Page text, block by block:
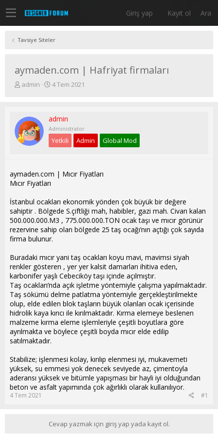
Giriş yap Kayıt ol Ara
Tavsiye Siteler
aymaden.com | Hafriyat firmaları
K
y
u
b
a
a
t
admin
B
a
n
g
a
h
i
4 Tem 2021
admin
Administrator
Yetkili Admin Global Mod
aymaden.com | Mıcır Fiyatları
Mıcır Fiyatları
İstanbul ocakları ekonomik yönden çok büyük bir değere
sahiptir . Bölgede S.çiftliği mah, habibler, gazi mah. Civarı kalan
500.000.000.M3 , 775.000.000.TON ocak taşı ve mıcır görünür
rezervine sahip olan bölgede 25 taş ocağı’nın açtığı çok sayıda
firma bulunur.
Buradaki mıcır yani taş ocakları koyu mavi, mavimsi siyah
renkler gösteren , yer yer kalsit damarları ihitiva eden,
karbonifer yaşlı Cebeciköy taşı içinde açılmıştır.
Taş ocakları’nda açık işletme yöntemiyle çalışma yapılmaktadır.
Taş sökümü delme patlatma yöntemiyle gerçekleştirilmekte
olup, elde edilen blok taşların büyük olanları ocak içerisinde
hidrolik kaya kırıcı ile kırılmaktadır. Kırma elemeye beslenen
malzeme kırma eleme işlemleriyle çeşitli boyutlara göre
ayrılmakta ve böylece çeşitli boyda mıcır elde edilip
satılmaktadır.
Stabilize; işlenmesi kolay, kırılıp elenmesi iyi, mukavemeti
yüksek, su emmesi yok denecek seviyede az, çimentoyla
aderansı yüksek ve bitümle yapışması bir hayli iyi olduğundan
beton ve asfalt yapımında çok ağırlıklı olarak kullanılıyor.
4 Tem 2021 #1
Cevap yazmak için giriş yap yada kayıt ol.